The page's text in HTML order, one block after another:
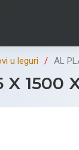
u leguri AL
X 1500